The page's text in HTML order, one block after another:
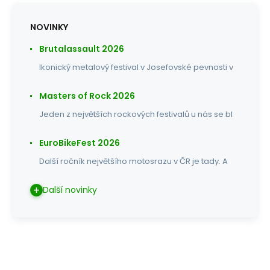
NOVINKY
Brutalassault 2026
Ikonický metalový festival v Josefovské pevnosti v
Masters of Rock 2026
Jeden z největších rockových festivalů u nás se bl
EuroBikeFest 2026
Další ročník největšího motosrazu v ČR je tady. A
Další novinky